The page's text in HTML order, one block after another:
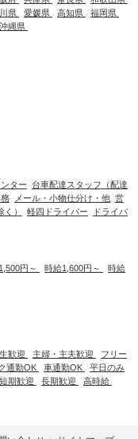
県 愛媛県 高知県
福岡県
沖縄県
ター
台車配達スタッフ（配達
メール・小物仕分け・他 営
） 軽四ドライバー
ドライバ
円～ 時給1,600円～
時給
歓迎 主婦・主夫歓迎
フリー
通勤OK 車通勤OK
平日のみ
短期歓迎 長期歓迎 高時給